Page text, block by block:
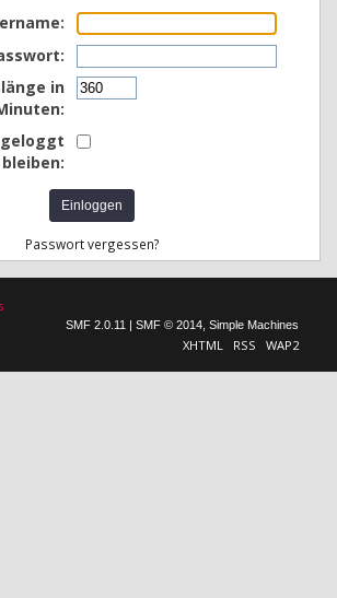
in
bleiben:
Passwort vergessen?
SMF 2.0.11 SMF © 2014 Simple Machines
XHTML RSS WAP2